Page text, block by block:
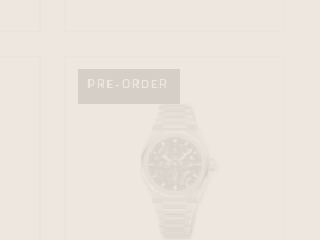
PRE-ORDER